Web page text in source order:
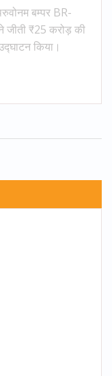
बम्पर BR-
जीती ₹25 करोड़ की
किया।